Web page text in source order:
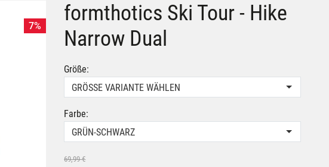
7%
formthotics Ski Tour - Hike
Narrow Dual
Größe:
GRÖSSE VARIANTE WÄHLEN
Farbe:
GRÜN-SCHWARZ
69,99 €